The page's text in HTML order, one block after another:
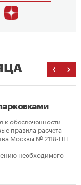
к обеспеченности
правила расчета
Москвы № 2118-ПП
необходимого
квартир и
согласованных